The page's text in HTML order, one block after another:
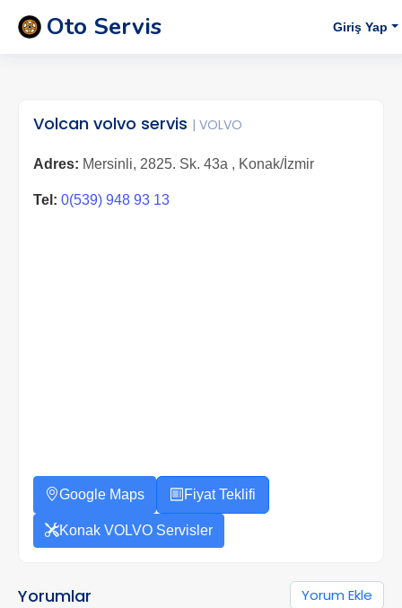
Oto Servis Giriş Yap
Volcan volvo servis | VOLVO
Adres: Mersinli, 2825. Sk. 43a , Konak/İzmir
Tel: 0(539) 948 93 13
Google Maps Fiyat Teklifi
Konak VOLVO Servisler
Yorumlar Yorum Ekle